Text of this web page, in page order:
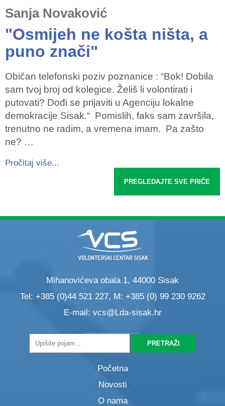
Sanja Novaković
"Osmijeh ne košta ništa, a
puno znači"
Običan telefonski poziv poznanice : “Bok! Dobila
sam tvoj broj od kolegice. Želiš li volontirati i
putovati? Dođi se prijaviti u Agenciju lokalne
demokracije Sisak.“ Pomislih, faks sam završila,
trenutno ne radim, a vremena imam. Pa zašto
ne? …
Pročitaj više...
PREGLEDAJTE SVE PRIČE
Mihanovićeva obala 1, 44000 Sisak
Tel: +385 (0)44 521 227, M: +385 (0) 99 230 9262
E-mail: vcs@Lda-sisak.hr
Početna
Novosti
O nama